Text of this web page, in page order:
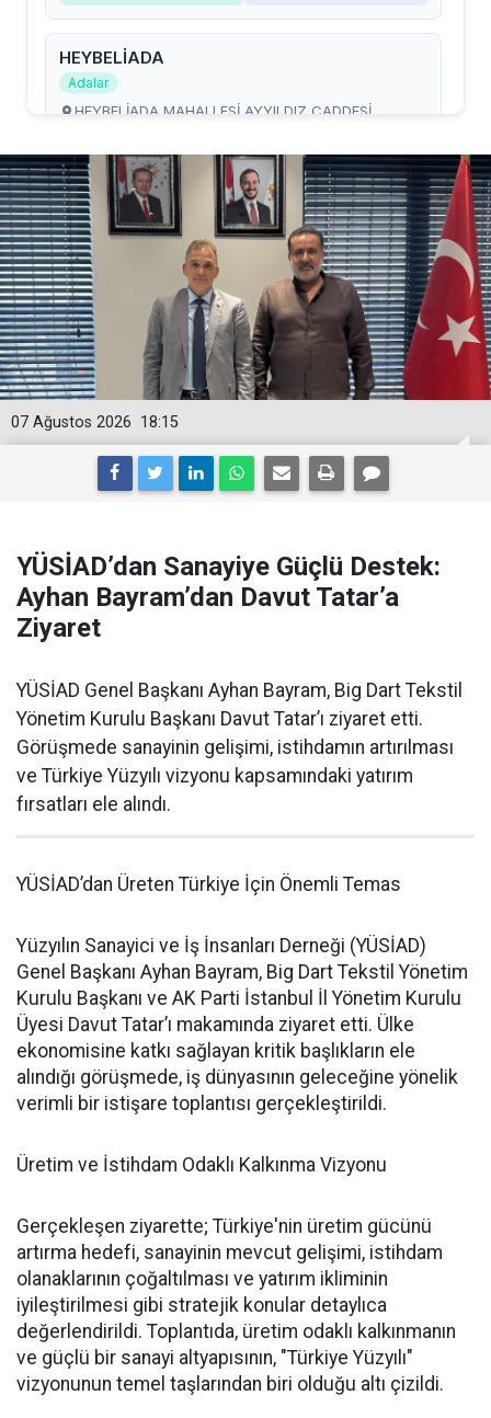
18:15
07 Ağustos 2026
YÜSİAD’dan Sanayiye Güçlü Destek:
Ayhan Bayram’dan Davut Tatar’a
Ziyaret
YÜSİAD Genel Başkanı Ayhan Bayram, Big Dart Tekstil
Yönetim Kurulu Başkanı Davut Tatar’ı ziyaret etti.
Görüşmede sanayinin gelişimi, istihdamın artırılması
ve Türkiye Yüzyılı vizyonu kapsamındaki yatırım
fırsatları ele alındı.
YÜSİAD’dan Üreten Türkiye İçin Önemli Temas
Yüzyılın Sanayici ve İş İnsanları Derneği (YÜSİAD)
Genel Başkanı Ayhan Bayram, Big Dart Tekstil Yönetim
Kurulu Başkanı ve AK Parti İstanbul İl Yönetim Kurulu
Üyesi Davut Tatar’ı makamında ziyaret etti. Ülke
ekonomisine katkı sağlayan kritik başlıkların ele
alındığı görüşmede, iş dünyasının geleceğine yönelik
verimli bir istişare toplantısı gerçekleştirildi.
Üretim ve İstihdam Odaklı Kalkınma Vizyonu
Gerçekleşen ziyarette; Türkiye'nin üretim gücünü
artırma hedefi, sanayinin mevcut gelişimi, istihdam
olanaklarının çoğaltılması ve yatırım ikliminin
iyileştirilmesi gibi stratejik konular detaylıca
değerlendirildi. Toplantıda, üretim odaklı kalkınmanın
ve güçlü bir sanayi altyapısının, "Türkiye Yüzyılı"
vizyonunun temel taşlarından biri olduğu altı çizildi.